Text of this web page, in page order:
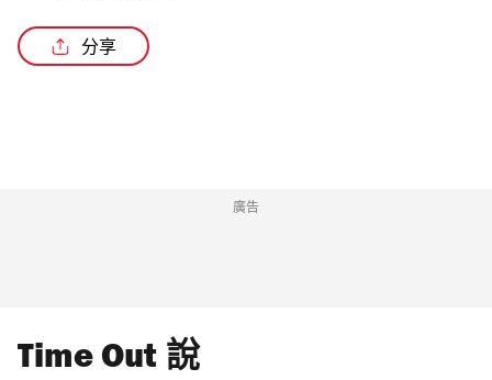
分享
廣告
Time Out 說